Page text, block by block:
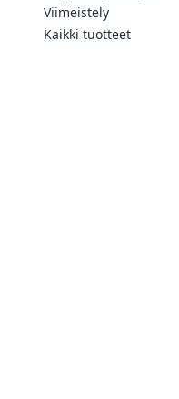
Viimeistely
Kaikki tuotteet